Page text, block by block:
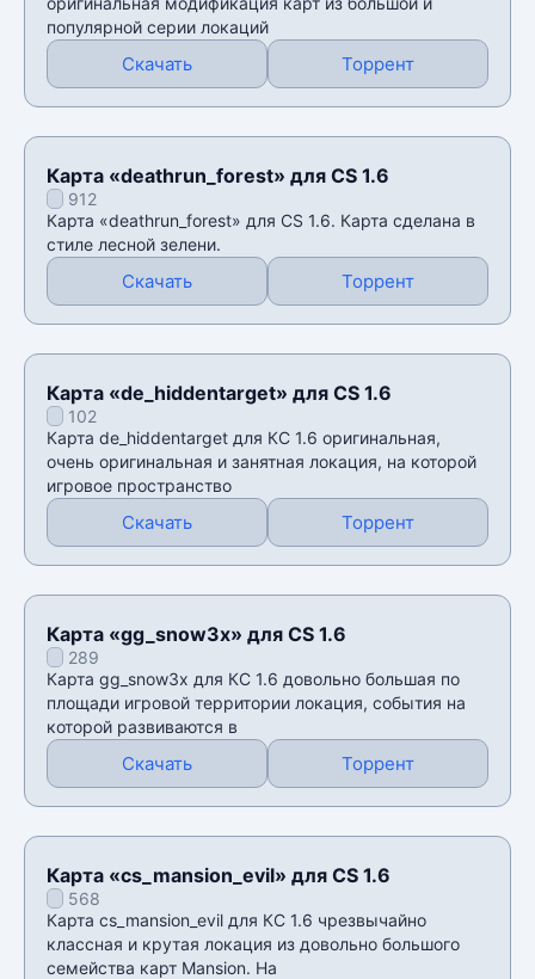
популярной серии локаций
Скачать Торрент
Карта «deathrun_forest» для CS 1.6
912
Карта «deathrun_forest» для CS 1.6. Карта сделана в
стиле лесной зелени.
Скачать Торрент
Карта «de_hiddentarget» для CS 1.6
102
Карта de_hiddentarget для КС 1.6 оригинальная,
очень оригинальная и занятная локация, на которой
игровое пространство
Скачать Торрент
Карта «gg_snow3x» для CS 1.6
289
Карта gg_snow3x для КС 1.6 довольно большая по
площади игровой территории локация, события на
которой развиваются в
Скачать Торрент
Карта «cs_mansion_evil» для CS 1.6
568
Карта cs_mansion_evil для КС 1.6 чрезвычайно
классная и крутая локация из довольно большого
семейства карт Mansion. На